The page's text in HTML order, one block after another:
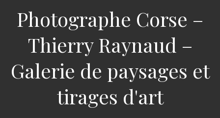
Photographe Corse –
Thierry Raynaud –
Galerie de paysages et
tirages d'art